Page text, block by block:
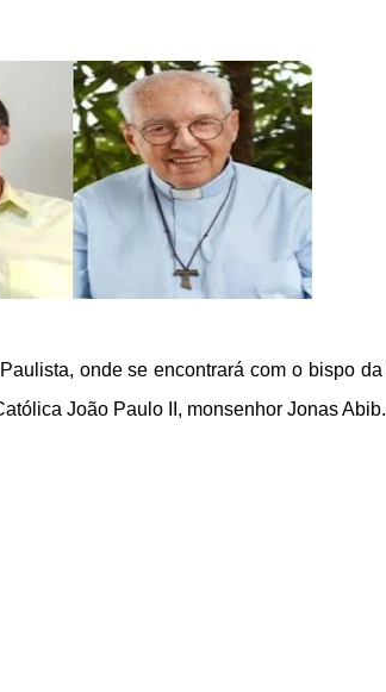
onde se encontrará com o bispo
João Paulo II, monsenhor Jonas Abib.